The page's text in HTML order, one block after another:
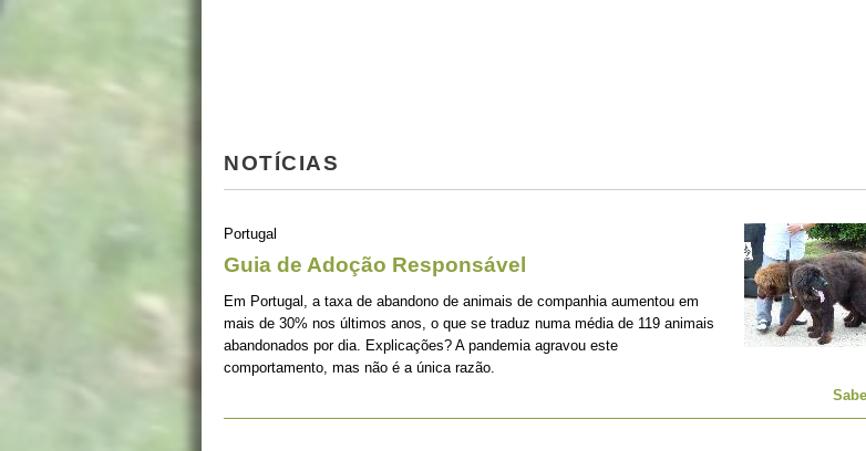
NOTÍCIAS
Portugal
Guia de Adoção Responsável
Em Portugal, a taxa de abandono de animais de companhia aumentou em
mais de 30% nos últimos anos, o que se traduz numa média de 119 animais
abandonados por dia. Explicações? A pandemia agravou este
comportamento, mas não é a única razão.